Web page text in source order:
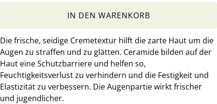
IN DEN WARENKORB
Die frische, seidige Cremetextur hilft die zarte Haut um die
Augen zu straffen und zu glätten. Ceramide bilden auf der
Haut eine Schutzbarriere und helfen so,
Feuchtigkeitsverlust zu verhindern und die Festigkeit und
Elastizität zu verbessern. Die Augenpartie wirkt frischer
und jugendlicher.